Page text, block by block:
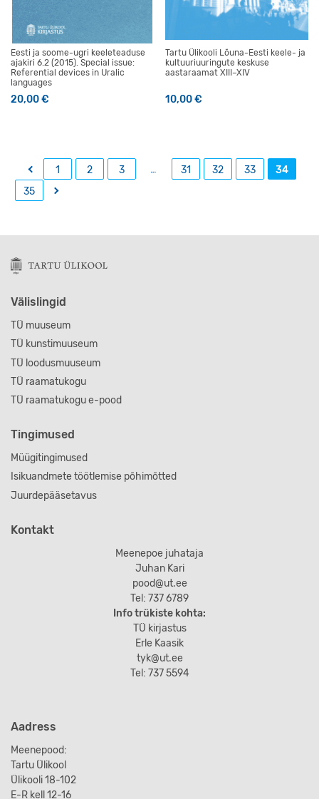
Eesti ja soome-ugri keeleteaduse
ajakiri 6.2 (2015). Special issue:
Referential devices in Uralic
languages
20,00€
Tartu Ülikooli Lõuna-Eesti keele- ja
kultuuriuuringute keskuse
aastaraamat XIII–XIV
10,00€
← 1 2 3 … 31 32 33
34
35
→
Välislingid
TÜ muuseum
TÜ kunstimuuseum
TÜ loodusmuuseum
TÜ raamatukogu
TÜ raamatukogu e-pood
Tingimused
Müügitingimused
Isikuandmete töötlemise põhimõtted
Juurdepääsetavus
Kontakt
Meenepoe juhataja
Juhan Kari
pood@ut.ee
Tel: 737 6789
Info trükiste kohta:
TÜ kirjastus
Erle Kaasik
tyk@ut.ee
Tel: 737 5594
Aadress
Meenepood:
Tartu Ülikool
Ülikooli 18-102
E-R kell 12-16